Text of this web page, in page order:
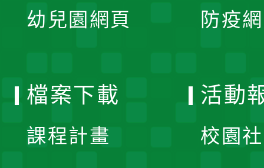
幼兒園網頁 防疫
檔案下載
課程計畫
活動
校園